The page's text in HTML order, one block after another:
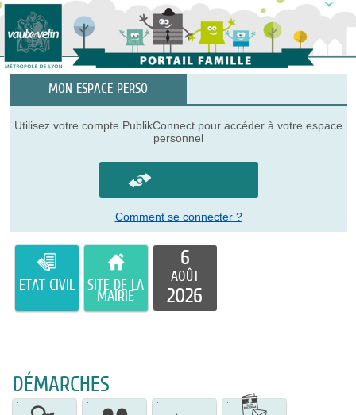
MON ESPACE PERSO
Utilisez votre compte PublikConnect pour accéder à votre espace
personnel
Comment se connecter ?
ETAT CIVIL SITE DE LA
MAIRIE
6
AOÛT
2026
DÉMARCHES
Acte
Acte
Acte
Inscription